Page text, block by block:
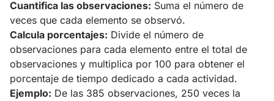
Cuantifica las observaciones: Suma el número de
veces que cada elemento se observó.
Calcula porcentajes: Divide el número de
observaciones para cada elemento entre el total de
observaciones y multiplica por 100 para obtener el
porcentaje de tiempo dedicado a cada actividad.
Ejemplo: De las 385 observaciones, 250 veces la